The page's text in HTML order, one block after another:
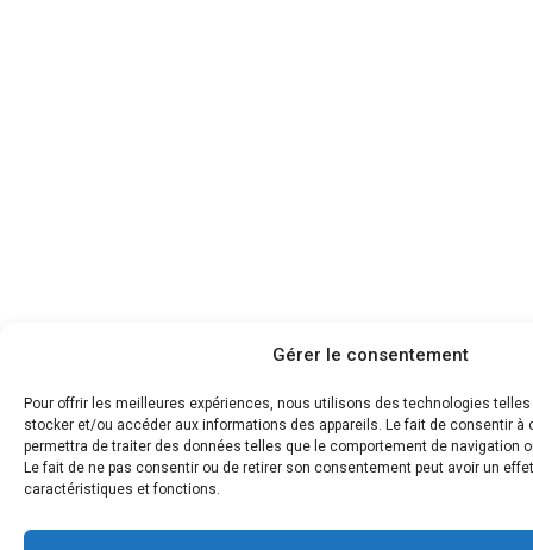
Gérer le consentement
Pour offrir les meilleures expériences, nous utilisons des technologies
stocker et/ou accéder aux informations des appareils. Le fait de consentir à
permettra de traiter des données telles que le comportement de navigation
Le fait de ne pas consentir ou de retirer son consentement peut avoir un
caractéristiques et fonctions.